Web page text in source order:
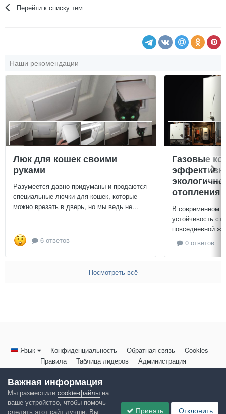
Перейти к списку тем
Наши рекомендации
Люк для кошек своими
руками
Разумеется давно придуманы и продаются
специальные лючки для кошек, которые
можно врезать в дверь, но мы ведь не...
6 ответов
Газовые
отопления
В современном
устойчивость
повседневной
0 ответов
Посмотреть всё
Язык Конфиденциальность Обратная связь
Cookies
Правила
Таблица лидеров Администрация
Powered by Invision Community
Важная информация
Мы разместили cookie-файлы на
ваше устройство, чтобы помочь
сделать этот сайт лучше. Вы
Принять Отклонить